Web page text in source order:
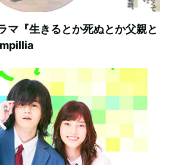
マ『生きるとか死ぬとか父親と